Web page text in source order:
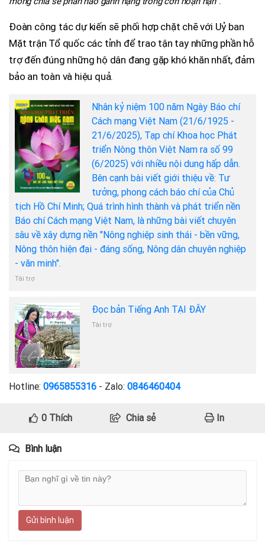
Đoàn công tác dự kiến sẽ phối hợp chặt chẽ với Uỷ ban
Mặt trận Tổ quốc các tỉnh để trao tận tay những phần hỗ
trợ đến đúng những hộ dân đang gặp khó khăn nhất, đảm
bảo an toàn và hiệu quả.
Nhân kỷ niệm 100 năm Ngày Báo chí
Cách mạng Việt Nam (21/6/1925 -
21/6/2025), Tạp chí Khoa học Phát
triển Nông thôn Việt Nam ra số 99
(6/2025) với nhiều nội dung hấp dẫn.
Bên cạnh bài viết giới thiệu về: Tư
tưởng, phong cách báo chí của Chủ
tịch Hồ Chí Minh; Quá trình hình thành và phát triển nền
Báo chí Cách mạng Việt Nam, là những bài viết chuyên
sâu về xây dựng nền "Nông nghiệp sinh thái - bền vững,
Nông thôn hiện đại - đáng sống, Nông dân chuyên nghiệp
- văn minh".
Tài trợ
Đọc bản Tiếng Anh TẠI ĐÂY
Tài trợ
Hotline: 0965855316 - Zalo: 0846460404
0Thích Chia sẻ In
Bình luận
Gửi bình luận